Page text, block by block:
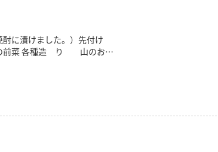
に漬けました。）先付け
菜 各種造 り 山のお造
し（小麦粉に木の実や柑橘